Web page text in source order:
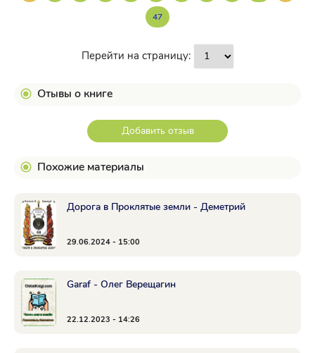
47
Перейти на страницу:
Отывы о книге
Добавить отзыв
Похожие материалы
Дорога в Проклятые земли - Деметрий
29.06.2024 - 15:00
Garaf - Олег Верещагин
22.12.2023 - 14:26